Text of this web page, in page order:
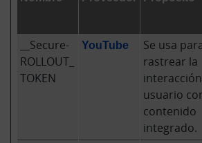
__Secure-
ROLLOUT_
TOKEN
YouTube
Se usa
rastrear la
usuario
contenido
integrado.